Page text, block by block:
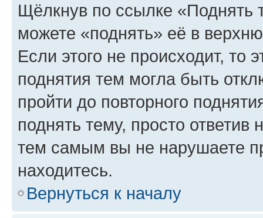
Щёлкнув по ссылке «Поднять
можете «поднять» её в
Если этого не происходит, то
поднятия тем могла быть
пройти до повторного
поднять тему, просто ответив
тем самым вы не нарушаете
находитесь.
Вернуться к началу